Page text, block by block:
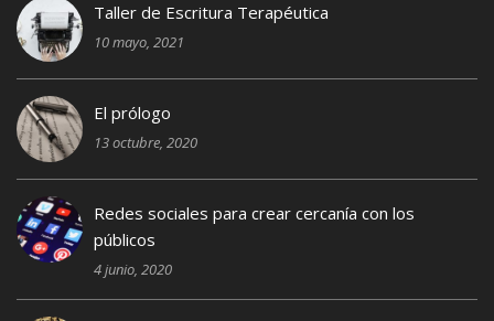
Taller de Escritura Terapéutica
10 mayo, 2021
El prólogo
13 octubre, 2020
Redes sociales para crear cercanía con los
públicos
4 junio, 2020